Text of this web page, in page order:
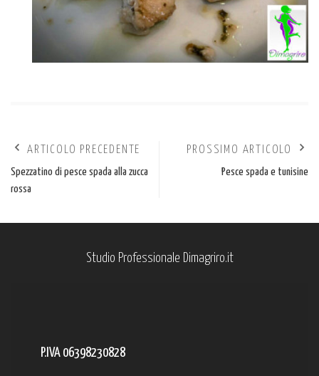
ARTICOLO PRECEDENTE
Spezzatino di pesce spada alla zucca
rossa
PROSSIMO ARTICOLO
Pesce spada e tunisine
Studio Professionale Dimagriro.it
P.IVA 06398230828